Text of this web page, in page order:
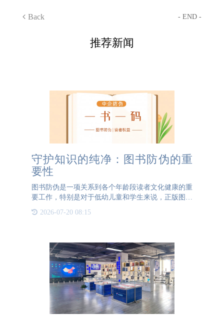
Back - END -
推荐新闻
守护知识的纯净：图书防伪的重
要性
图书防伪是一项关系到各个年龄段读者文化健康的重
要工作，特别是对于低幼儿童和学生来说，正版图书
的重要性不言而喻。正版图书不仅在纸材和油墨的使
用上符合标准，确保阅读安全，而且在内容和图片的
2026-07-20 08:15